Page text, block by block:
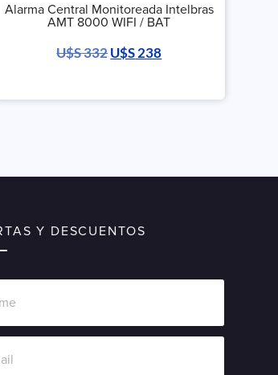
Alarma Central Monitoreada Intelbras
AMT 8000 WIFI / BAT
U$S332U$S238
Y DESCUENTOS